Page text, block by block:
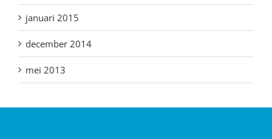
januari 2015
december 2014
mei 2013